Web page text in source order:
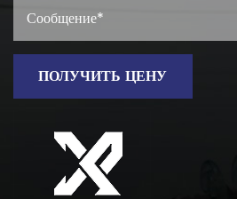
ПОЛУЧИТЬ ЦЕНУ